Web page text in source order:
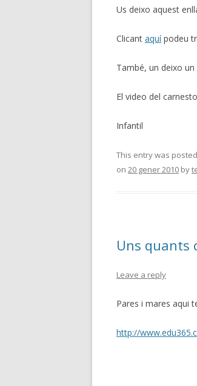
Us deixo aquest
Clicant aquípodeu
També, un deixo un
El video del
Infantil
This entry was
on 20 gener 2010 by
Uns quants
Leave a reply
Pares i mares aqui
http://